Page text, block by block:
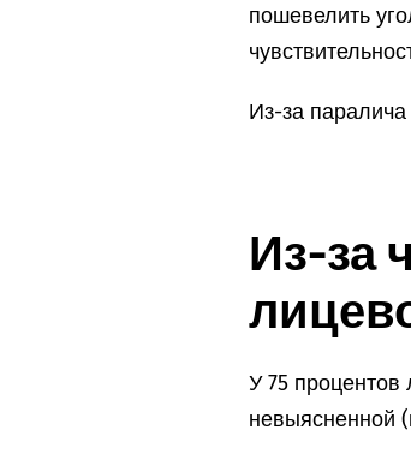
пошевелить
Из-за
Из-за
У 75 процентов
невыясненной